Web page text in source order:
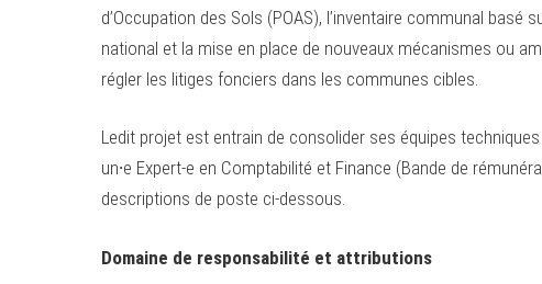
d’Occupation des Sols (POAS), l’inventaire communal basé
national et la mise en place de nouveaux mécanismes ou
régler les litiges fonciers dans les communes cibles.
Ledit projet est entrain de consolider ses équipes
un∙e Expert-e en Comptabilité et Finance (Bande de
descriptions de poste ci-dessous.
Domaine de responsabilité et attributions